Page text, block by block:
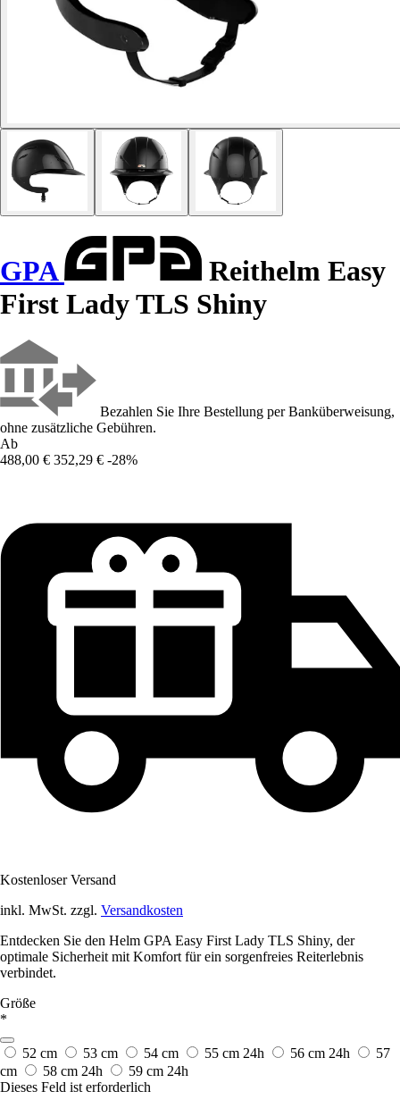
GPA
Reithelm Easy
First Lady TLS Shiny
Bezahlen Sie Ihre Bestellung per Banküberweisung,
ohne zusätzliche Gebühren.
Ab
488,00 € 352,29 € -28%
Kostenloser Versand
inkl. MwSt. zzgl. Versandkosten
Entdecken Sie den Helm GPA Easy First Lady TLS Shiny, der
optimale Sicherheit mit Komfort für ein sorgenfreies Reiterlebnis
verbindet.
Größe
*
52 cm 53 cm 54 cm 55 cm 24h 56 cm 24h
57
cm
58 cm 24h 59 cm 24h
Dieses Feld ist erforderlich